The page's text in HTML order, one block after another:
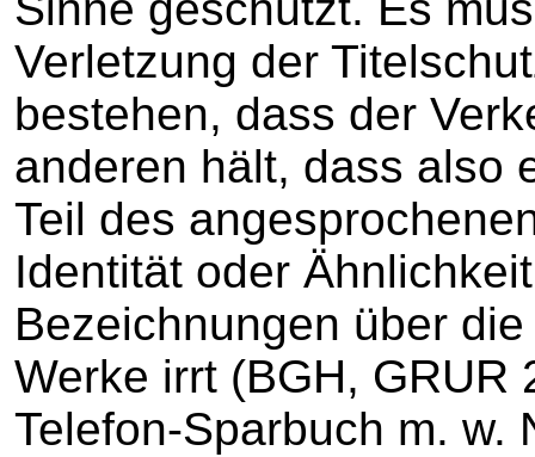
Verletzung der
bestehen, dass der
anderen hält, dass also
Teil des
Identität oder
Bezeichnungen über
Werke irrt (BGH, GRUR
Telefon-Sparbuch m. w.